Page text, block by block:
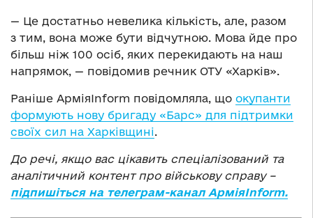
— Це достатньо невелика кількість, але, разом
з тим, вона може бути відчутною. Мова йде про
більш ніж 100 осіб, яких перекидають на наш
напрямок, — повідомив речник ОТУ «Харків».
Раніше АрміяInform повідомляла, що окупанти
формують нову бригаду «Барс» для підтримки
своїх сил на Харківщині.
До речі, якщо вас цікавить спеціалізований та
аналітичний контент про військову справу –
підпишіться на телеграм-канал АрміяInform.